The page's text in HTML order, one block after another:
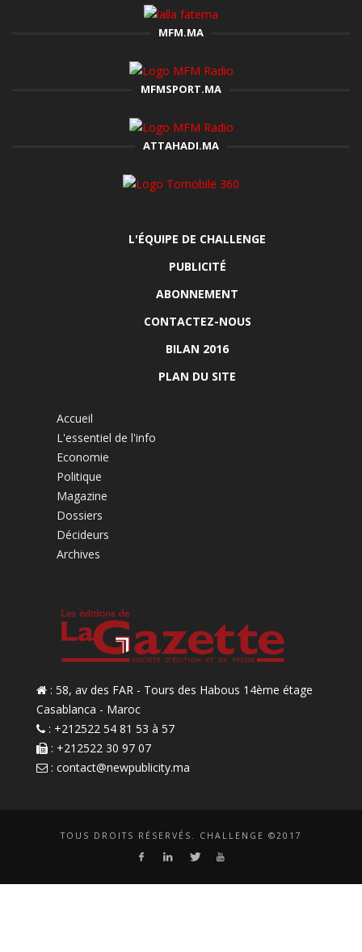
MFM.MA
MFMSPORT.MA
ATTAHADI.MA
L'ÉQUIPE DE CHALLENGE
PUBLICITÉ
ABONNEMENT
CONTACTEZ-NOUS
BILAN 2016
PLAN DU SITE
Accueil
L'essentiel de l'info
Economie
Politique
Magazine
Dossiers
Décideurs
Archives
: 58, av des FAR - Tours des Habous 14ème étage
Casablanca - Maroc
: +212522 54 81 53 à 57
: +212522 30 97 07
: contact@newpublicity.ma
TOUS DROITS RÉSERVÉS. CHALLENGE ©2017